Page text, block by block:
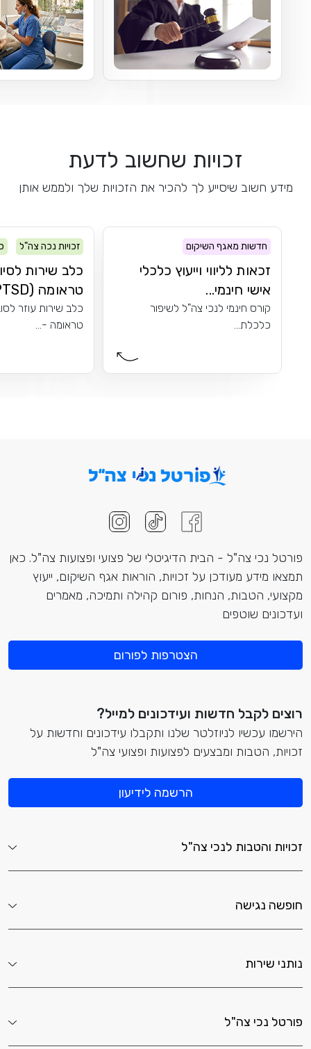
זכויות שחשוב לדעת
מידע חשוב שיסייע לך להכיר את הזכויות שלך ולממש אותן
חדשות מאגף השיקום
זכאות לליווי וייעוץ כלכלי
אישי חינמי...
קורס חינמי לנכי צה"ל לשיפור
כלכלת...
זכויות נכה צה"ל
PTSD
כלב שירות
טראומה (PTSD)
כלב שירות עוזר
טראומה -...
פורטל נכי צה"ל - הבית הדיגיטלי של פצועי ופצועות צה"ל. כאן
תמצאו מידע מעודכן על זכויות, הוראות אגף השיקום, ייעוץ
מקצועי, הטבות, הנחות, פורום קהילה ותמיכה, מאמרים
ועדכונים שוטפים
הצטרפות לפורום
רוצים לקבל חדשות ועידכונים למייל?
הירשמו עכשיו לניוזלטר שלנו ותקבלו עידכונים וחדשות על
זכויות, הטבות ומבצעים לפצועות ופצועי צה"ל
הרשמה לידיעון
זכויות והטבות לנכי צה"ל
חופשה נגישה
נותני שירות
פורטל נכי צה"ל